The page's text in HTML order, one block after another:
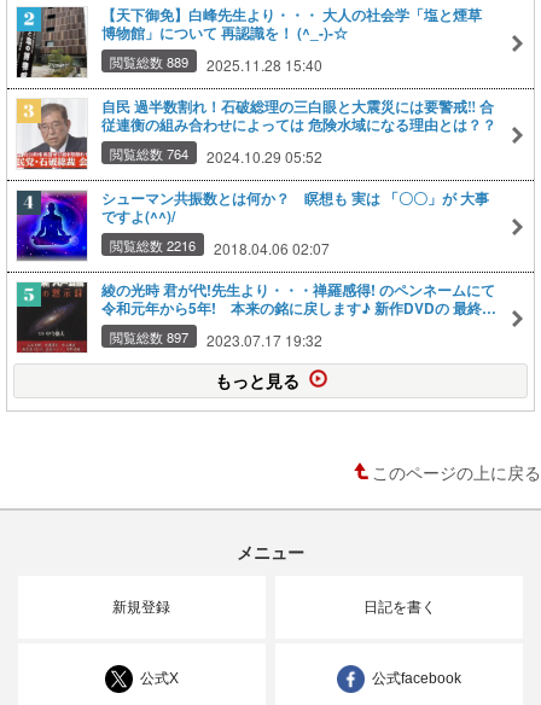
【天下御免】白峰先生より・・・ 大人の社会学「塩と煙草
博物館」について 再認識を！ (^_-)-☆
閲覧総数 889 2025.11.28 15:40
自民 過半数割れ！石破総理の三白眼と大震災には要警戒‼ 合
従連衡の組み合わせによっては 危険水域になる理由とは？？
閲覧総数 764 2024.10.29 05:52
シューマン共振数とは何か？ 瞑想も 実は 「〇〇」が 大事
ですよ(^^)/
閲覧総数 2216 2018.04.06 02:07
綾の光時 君が代!先生より・・・禅羅感得! のペンネームにて
令和元年から5年! 本来の銘に戻します♪ 新作DVDの 最終ご
案内です!(^^)!
閲覧総数 897 2023.07.17 19:32
もっと見る
このページの上に戻る
メニュー
新規登録 日記を書く
公式X 公式facebook